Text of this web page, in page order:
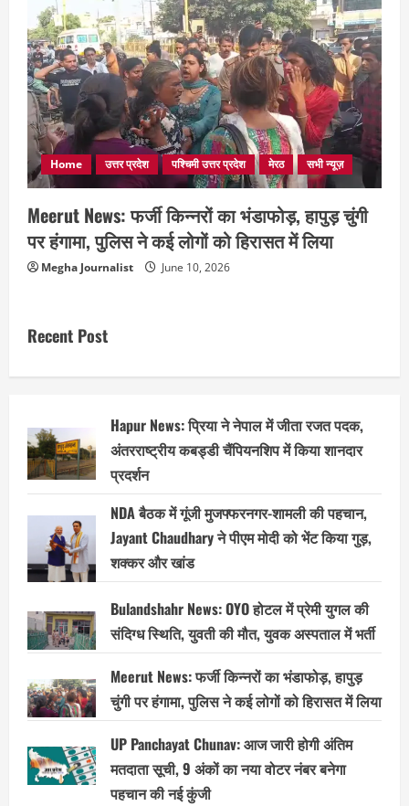
Home उत्तर प्रदेश पश्चिमी उत्तर प्रदेश मेरठ सभी न्यूज़
Meerut News: फर्जी किन्नरों का भंडाफोड़, हापुड़ चुंगी
पर हंगामा, पुलिस ने कई लोगों को हिरासत में लिया
Megha Journalist June 10, 2026
Recent Post
Hapur News: प्रिया ने नेपाल में जीता रजत पदक,
अंतरराष्ट्रीय कबड्डी चैंपियनशिप में किया शानदार
प्रदर्शन
NDA बैठक में गूंजी मुजफ्फरनगर-शामली की पहचान,
Jayant Chaudhary ने पीएम मोदी को भेंट किया गुड़,
शक्कर और खांड
Bulandshahr News: OYO होटल में प्रेमी युगल की
संदिग्ध स्थिति, युवती की मौत, युवक अस्पताल में भर्ती
Meerut News: फर्जी किन्नरों का भंडाफोड़, हापुड़
चुंगी पर हंगामा, पुलिस ने कई लोगों को हिरासत में लिया
UP Panchayat Chunav: आज जारी होगी अंतिम
मतदाता सूची, 9 अंकों का नया वोटर नंबर बनेगा
पहचान की नई कुंजी